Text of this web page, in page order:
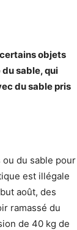
objets
sable, qui
du sable pris
ou du sable pour
est illégale
août, des
ramassé du
de 40 kg de